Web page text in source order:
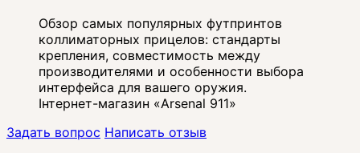
Обзор самых популярных футпринтов
коллиматорных прицелов: стандарты
крепления, совместимость между
производителями и особенности выбора
интерфейса для вашего оружия.
Інтернет-магазин «Arsenal 911»
Задать вопрос Написать отзыв